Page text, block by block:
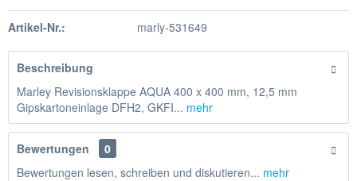
Artikel-Nr.: marly-531649
Beschreibung
Marley Revisionsklappe AQUA 400 x 400 mm, 12,5 mm
Gipskartoneinlage DFH2, GKFI... mehr
Bewertungen
0
Bewertungen lesen, schreiben und diskutieren... mehr